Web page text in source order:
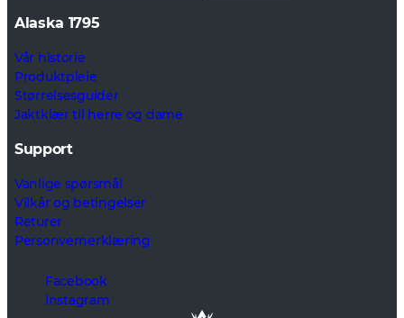
Alaska 1795
Vår historie
Produktpleie
Størrelsesguider
Jaktklær til herre og dame
Support
Vanlige spørsmål
Vilkår og betingelser
Returer
Personvernerklæring
Facebook
Instagram